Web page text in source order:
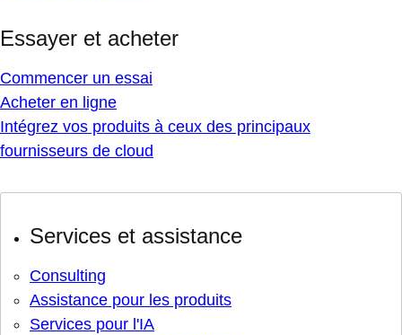
Essayer et acheter
Commencer un essai
Acheter en ligne
Intégrez vos produits à ceux des principaux
fournisseurs de cloud
Services et assistance
Consulting
Assistance pour les produits
Services pour l'IA